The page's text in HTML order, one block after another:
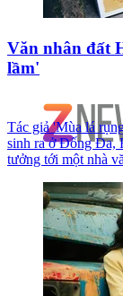
Văn nhân đất
lầm'
Tác giả 'Mùa lá
sinh ra ở Đống Đa,
tưởng tới một nhà